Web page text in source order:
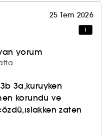
25 Tem 2026
yorum
3a,kuruyken
korundu ve
zaten